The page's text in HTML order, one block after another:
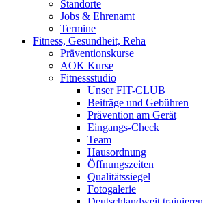
Standorte
Jobs & Ehrenamt
Termine
Fitness, Gesundheit, Reha
Präventionskurse
AOK Kurse
Fitnessstudio
Unser FIT-CLUB
Beiträge und Gebühren
Prävention am Gerät
Eingangs-Check
Team
Hausordnung
Öffnungszeiten
Qualitätssiegel
Fotogalerie